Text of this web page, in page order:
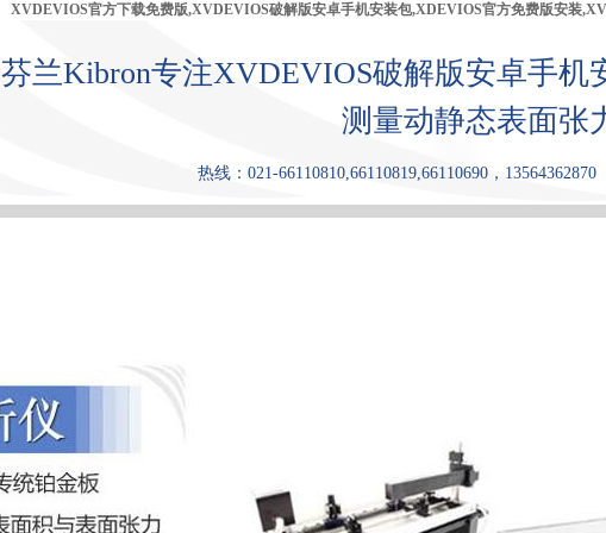
XVDEVIOS官方下载免费版,XVDEVIOS破解版安卓手机安装包,XDEVIOS官方免费版安装
芬兰Kibron专注XVDEVIOS破解版安卓手机
测量动静态表面张
热线：021-66110810,66110819,66110690，13564362870
首 页 产品中心 张力仪 XDEVIOS官 XVDEVIOS 原理和